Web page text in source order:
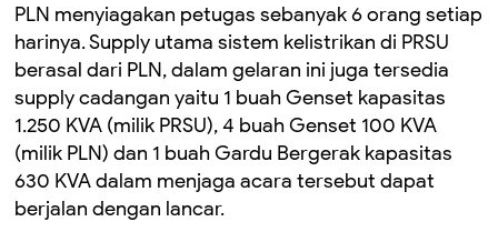
PLN menyiagakan petugas sebanyak 6 orang setiap
harinya. Supply utama sistem kelistrikan di PRSU
berasal dari PLN, dalam gelaran ini juga tersedia
supply cadangan yaitu 1 buah Genset kapasitas
1.250 KVA (milik PRSU), 4 buah Genset 100 KVA
(milik PLN) dan 1 buah Gardu Bergerak kapasitas
630 KVA dalam menjaga acara tersebut dapat
berjalan dengan lancar.